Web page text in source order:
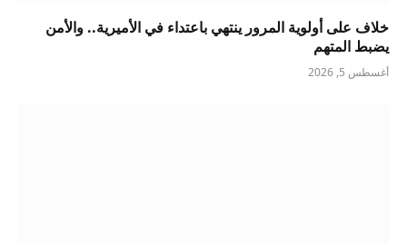
خلاف على أولوية المرور ينتهي باعتداء في الأميرية.. والأمن
يضبط المتهم
أغسطس 5, 2026